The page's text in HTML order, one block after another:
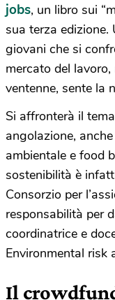
jobs, un libro sui
sua terza edizione.
giovani che si
mercato del
ventenne, sente la
Si affronterà il
angolazione,
ambientale e food
sostenibilità è
Consorzio per
responsabilità per
coordinatrice e
Environmental risk
Il